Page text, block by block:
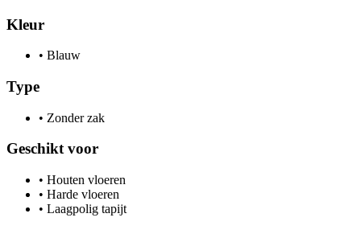
Kleur
• Blauw
Type
• Zonder zak
Geschikt voor
• Houten vloeren
• Harde vloeren
• Laagpolig tapijt